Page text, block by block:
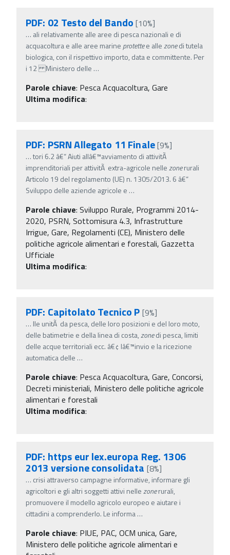
PDF: 02 Testo del Bando [10%]
… ali relativamente alle aree di pesca nazionali e di
acquacoltura e alle aree marine protettee allezonedi tutela
biologica, con il rispettivo importo, data e committente. Per
i 12 Ministero delle …
Parole chiave: Pesca Acquacoltura, Gare
Ultima modifica:
PDF: PSRN Allegato 11 Finale[9%]
…tori 6.2 â€“ Aiuti allâ€™avviamento di attivitÃ
imprenditoriali per attivitÃ extra-agricole nellezonerurali
Articolo 19 del regolamento (UE) n. 1305/2013. 6 â€“
Sviluppo delle aziende agricole e …
Parole chiave: Sviluppo Rurale, Programmi 2014-
2020, PSRN, Sottomisura 4.3, Infrastrutture
Irrigue, Gare, Regolamenti (CE), Ministero delle
politiche agricole alimentari e forestali, Gazzetta
Ufficiale
Ultima modifica:
PDF: Capitolato Tecnico P [9%]
… lle unitÃ da pesca, delle loro posizioni e del loro moto,
delle batimetrie e della linea di costa,zonedi pesca, limiti
delle acque territoriali ecc. â€¢ lâ€™invio e la ricezione
automatica delle …
Parole chiave: Pesca Acquacoltura, Gare, Concorsi,
Decreti ministeriali, Ministero delle politiche agricole
alimentari e forestali
Ultima modifica:
PDF: https eur lex.europa Reg. 1306
2013 versione consolidata [8%]
… crisi attraverso campagne informative, informare gli
agricoltori e gli altri soggetti attivi nellezonerurali,
promuovere il modello agricolo europeo e aiutare i
cittadini a comprenderlo. Le informa…
Parole chiave: PIUE, PAC, OCM unica, Gare,
Ministero delle politiche agricole alimentari e